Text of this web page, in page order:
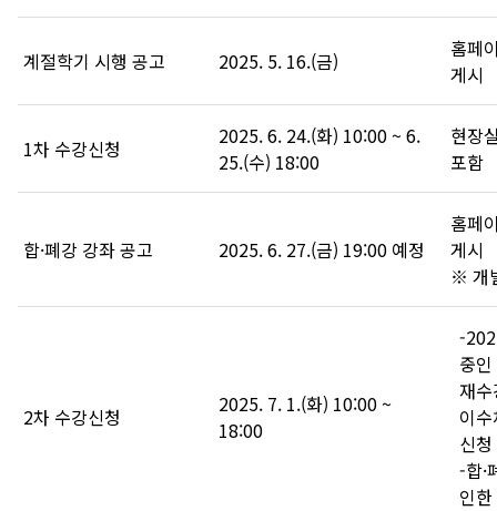
계절학기 시행 공고 2025. 5. 16.(금)
홈페
게시
1차 수강신청
2025. 6. 24.(화) 10:00 ~ 6.
25.(수) 18:00
현장
포함
합·폐강 강좌 공고 2025. 6. 27.(금) 19:00 예정
홈페
게시
※ 개
2차 수강신청
2025. 7. 1.(화) 10:00 ~
18:00
-
중
재
이
신청
-합·
인